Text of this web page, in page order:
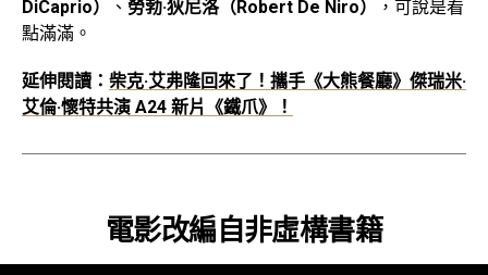
DiCaprio）
、 勞勃·狄尼洛（Robert De Niro）
，可說是看
點滿滿。
延伸閱讀： 柴克·艾弗隆回來了！攜手《大熊餐廳》傑瑞米·
艾倫·懷特共演 A24 新片《鐵爪》！
電影改編自非虛構書籍